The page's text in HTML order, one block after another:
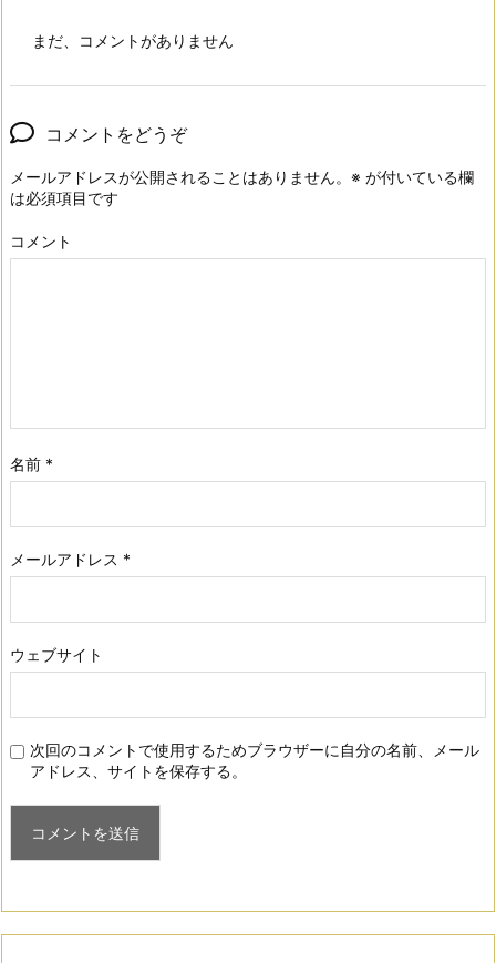
まだ、コメントがありません
コメントをどうぞ
メールアドレスが公開されることはありません。 ※ が付いている欄
は必須項目です
コメント
名前 *
メールアドレス *
ウェブサイト
次回のコメントで使用するためブラウザーに自分の名前、メール
アドレス、サイトを保存する。